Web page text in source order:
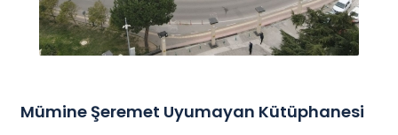
Mümine Şeremet Uyumayan Kütüphanesi